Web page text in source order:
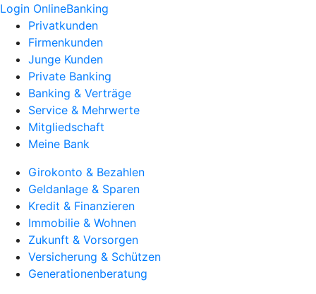
Login OnlineBanking
Privatkunden
Firmenkunden
Junge Kunden
Private Banking
Banking & Verträge
Service & Mehrwerte
Mitgliedschaft
Meine Bank
Girokonto & Bezahlen
Geldanlage & Sparen
Kredit & Finanzieren
Immobilie & Wohnen
Zukunft & Vorsorgen
Versicherung & Schützen
Generationenberatung